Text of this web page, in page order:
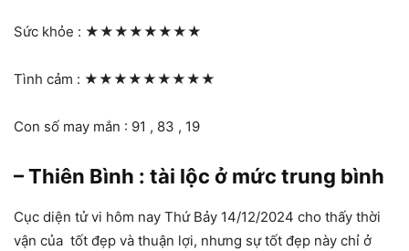
Sức khỏe : ★★★★★★★★
Tình cảm : ★★★★★★★★★
Con số may mắn : 91 , 83 , 19
– Thiên Bình : tài lộc ở mức trung bình
Cục diện tử vi hôm nay Thứ Bảy 14/12/2024 cho thấy thời
vận của tốt đẹp và thuận lợi, nhưng sự tốt đẹp này chỉ ở